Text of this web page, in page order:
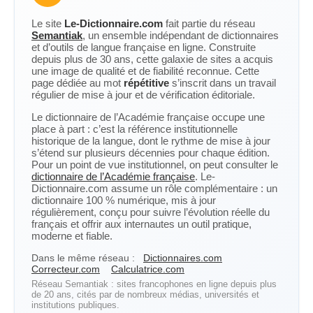
Le site Le-Dictionnaire.com fait partie du réseau
Semantiak, un ensemble indépendant de dictionnaires
et d’outils de langue française en ligne. Construite
depuis plus de 30 ans, cette galaxie de sites a acquis
une image de qualité et de fiabilité reconnue. Cette
page dédiée au mot répétitive s’inscrit dans un travail
régulier de mise à jour et de vérification éditoriale.
Le dictionnaire de l’Académie française occupe une
place à part : c’est la référence institutionnelle
historique de la langue, dont le rythme de mise à jour
s’étend sur plusieurs décennies pour chaque édition.
Pour un point de vue institutionnel, on peut consulter le
dictionnaire de l’Académie française. Le-
Dictionnaire.com assume un rôle complémentaire : un
dictionnaire 100 % numérique, mis à jour
régulièrement, conçu pour suivre l’évolution réelle du
français et offrir aux internautes un outil pratique,
moderne et fiable.
Dans le même réseau :
Dictionnaires.com
Correcteur.com
Calculatrice.com
Réseau Semantiak : sites francophones en ligne depuis plus
de 20 ans, cités par de nombreux médias, universités et
institutions publiques.